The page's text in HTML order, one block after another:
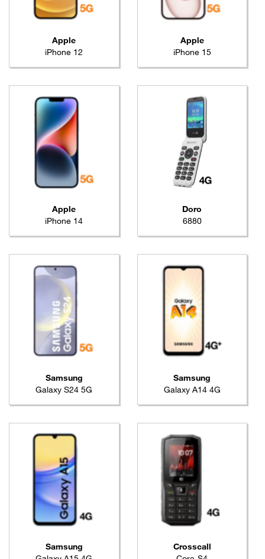
Apple
iPhone 12
Apple
iPhone 15
Apple
iPhone 14
Doro
6880
Samsung
Galaxy S24 5G
Samsung
Galaxy A14 4G
Samsung
Crosscall